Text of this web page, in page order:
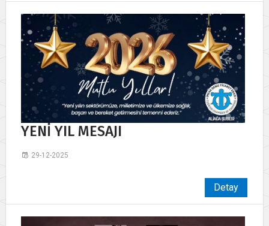
YENİ YIL MESAJI
29-12-2025
Detay